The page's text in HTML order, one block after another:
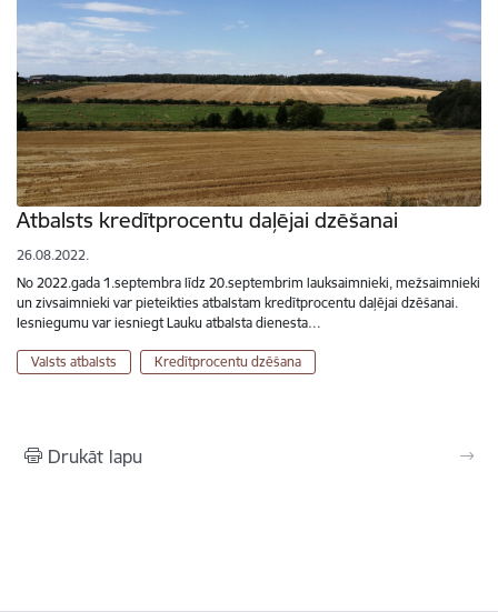
Atbalsts kredītprocentu daļējai dzēšanai
26.08.2022.
No 2022.gada 1.septembra līdz 20.septembrim lauksaimnieki, mežsaimnieki
un zivsaimnieki var pieteikties atbalstam kredītprocentu daļējai dzēšanai.
Iesniegumu var iesniegt Lauku atbalsta dienesta…
Valsts atbalsts Kredītprocentu dzēšana
Drukāt lapu